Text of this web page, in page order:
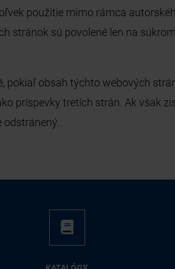
použitie mimo rámca
stránok sú povolené len na
pokiaľ obsah týchto webových
príspevky tretích strán. Ak však